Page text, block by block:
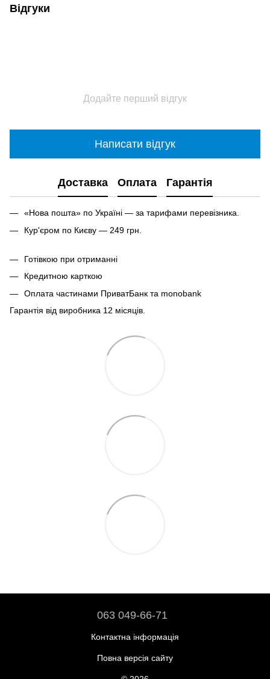
Відгуки
Додайте перший відгук
Написати відгук
Доставка Оплата Гарантія
«Нова пошта» по Україні — за тарифами перевізника.
Кур'єром по Києву — 249 грн.
Готівкою при отриманні
Кредитною карткою
Оплата частинами ПриватБанк та monobank
Гарантія від виробника 12 місяців.
063 049-66-71
Контактна інформація
Повна версія сайту